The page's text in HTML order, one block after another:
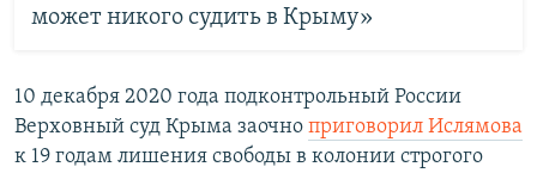
может никого судить в Крыму»
10 декабря 2020 года подконтрольный России
Верховный суд Крыма заочно приговорил Ислямова
к 19 годам лишения свободы в колонии строгого